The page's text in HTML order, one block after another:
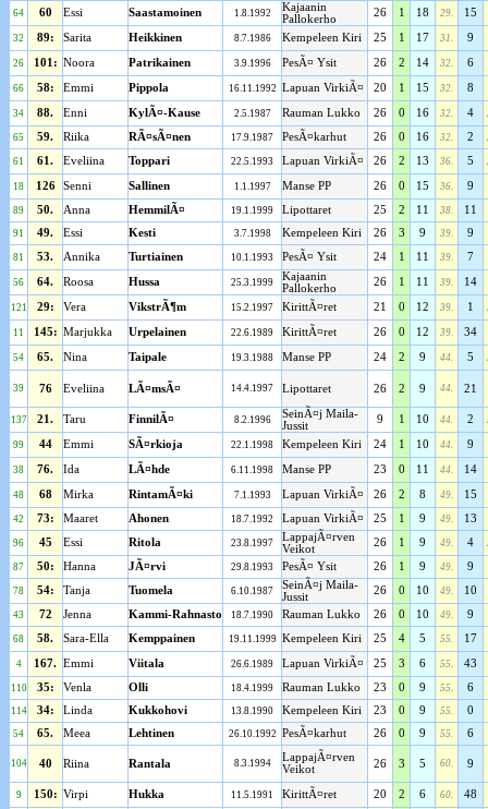
64 60 Essi Saastamoinen 1.8.1992
Kajaanin
Pallokerho
26 1 18 29. 15
32 89: Sarita Heikkinen 8.7.1986 Kempeleen Kiri 25 1 17 31. 9
26 101: Noora Patrikainen 3.9.1996 PesÃ¤ Ysit 26 2 14 32. 6
66 58: Emmi Pippola 16.11.1992 Lapuan VirkiÃ¤ 20 1 15 32. 8
34 88. Enni KylÃ¤-Kause 2.5.1987 Rauman Lukko 26 0 16 32. 4
65 59. Riika RÃ¤sÃ¤nen 17.9.1987 PesÃ¤karhut 26 0 16 32. 2
61 61. Eveliina Toppari 22.5.1993 Lapuan VirkiÃ¤ 26 2 13 36. 5
18 126 Senni Sallinen 1.1.1997 Manse PP 26 0 15 36. 9
89 50. Anna HemmilÃ¤ 19.1.1999 Lipottaret 25 2 11 38. 11
91 49. Essi Kesti 3.7.1998 Kempeleen Kiri 26 3 9 39. 9
81 53. Annika Turtiainen 10.1.1993 PesÃ¤ Ysit 24 1 11 39. 7
56 64. Roosa Hussa 25.3.1999
Kajaanin
Pallokerho
26 1 11 39. 14
121 29: Vera VikstrÃ¶m 15.2.1997 KirittÃ¤ret 21 0 12 39. 1
11 145: Marjukka Urpelainen 22.6.1989 KirittÃ¤ret 26 0 12 39. 34
54 65. Nina Taipale 19.3.1988 Manse PP 24 2 9 44. 5
39 76 Eveliina LÃ¤msÃ¤ 14.4.1997 Lipottaret 26 2 9 44. 21
137 21. Taru FinnilÃ¤ 8.2.1996
SeinÃ¤j Maila-
Jussit
9 1 10 44. 2
99 44 Emmi SÃ¤rkioja 22.1.1998 Kempeleen Kiri 24 1 10 44. 9
38 76. Ida LÃ¤hde 6.11.1998 Manse PP 23 0 11 44. 14
48 68 Mirka RintamÃ¤ki 7.1.1993 Lapuan VirkiÃ¤ 26 2 8 49. 15
42 73: Maaret Ahonen 18.7.1992 Lapuan VirkiÃ¤ 25 1 9 49. 13
96 45 Essi Ritola 23.8.1997
LappajÃ¤rven
Veikot
26 1 9 49. 4
87 50: Hanna JÃ¤rvi 29.8.1993 PesÃ¤ Ysit 26 1 9 49. 9
78 54: Tanja Tuomela 6.10.1987
SeinÃ¤j Maila-
Jussit
26 0 10 49. 10
43 72 Jenna Kammi-Rahnasto 18.7.1990 Rauman Lukko 26 0 10 49. 9
68 58. Sara-Ella Kemppainen 19.11.1999 Kempeleen Kiri 25 4 5 55. 17
4 167. Emmi Viitala 26.6.1989 Lapuan VirkiÃ¤ 25 3 6 55. 43
110 35: Venla Olli 18.4.1999 Rauman Lukko 23 0 9 55. 6
114 34: Linda Kukkohovi 13.8.1990 Kempeleen Kiri 23 0 9 55. 0
54 65. Meea Lehtinen 26.10.1992 PesÃ¤karhut 26 0 9 55. 6
104 40 Riina Rantala 8.3.1994
LappajÃ¤rven
Veikot
26 3 5 60. 9
9 150: Virpi Hukka 11.5.1991 KirittÃ¤ret 20 2 6 60. 48